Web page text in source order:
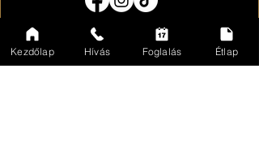
NYITVATARTÁS
Kedd-Szerda: zártkörű kvízest
Kezdőlap Hívás Foglalás Étlap